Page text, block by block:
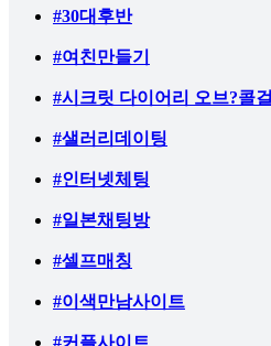
#30대후반
#여친만들기
#시크릿 다이어리 오브?콜걸
#샐러리데이팅
#인터넷체팅
#일본채팅방
#셀프매칭
#이색만남사이트
#커플사이트